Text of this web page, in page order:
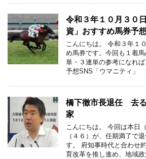
令和３年１０月３０
資」おすすめ馬券予
こんにちは。 令和３年１
め馬券です。今回も１着
単・３連単の参考になれ
予想SNS「ウマニティ
橋下徹市長退任 去
家
こんにちは。 今回は本日
（４６）が、任期満了で
す。 府知事時代と合わせ
育改革を推し進め、地域